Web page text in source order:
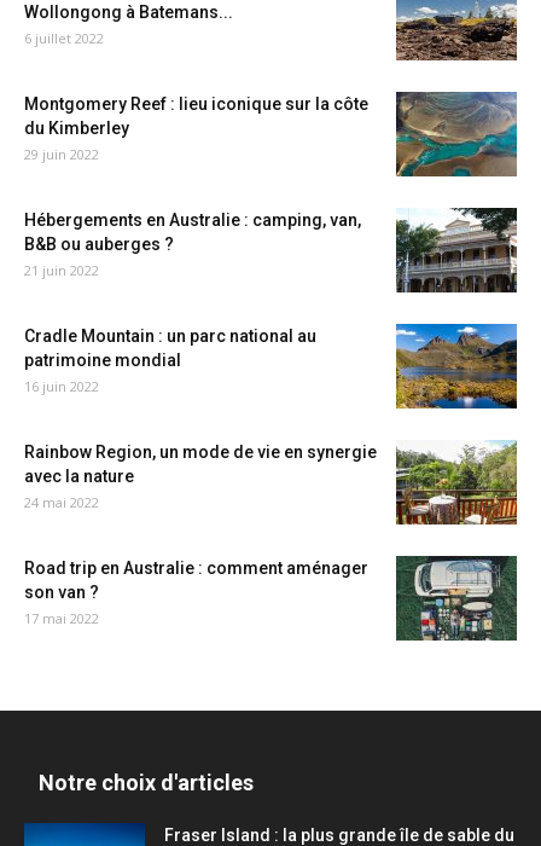
Wollongong à Batemans...
6 juillet 2022
Montgomery Reef : lieu iconique sur la côte
du Kimberley
29 juin 2022
Hébergements en Australie : camping, van,
B&B ou auberges ?
21 juin 2022
Cradle Mountain : un parc national au
patrimoine mondial
16 juin 2022
Rainbow Region, un mode de vie en synergie
avec la nature
24 mai 2022
Road trip en Australie : comment aménager
son van ?
17 mai 2022
Notre choix d'articles
Fraser Island : la plus grande île de sable du